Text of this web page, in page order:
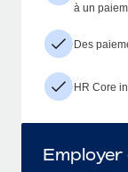
à un
Des
HR Core